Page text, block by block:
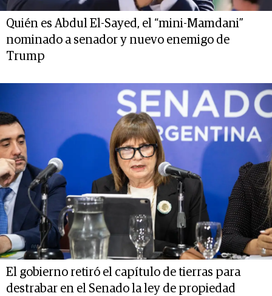
Quién es Abdul El-Sayed, el “mini-Mamdani”
nominado a senador y nuevo enemigo de
Trump
El gobierno retiró el capítulo de tierras para
destrabar en el Senado la ley de propiedad